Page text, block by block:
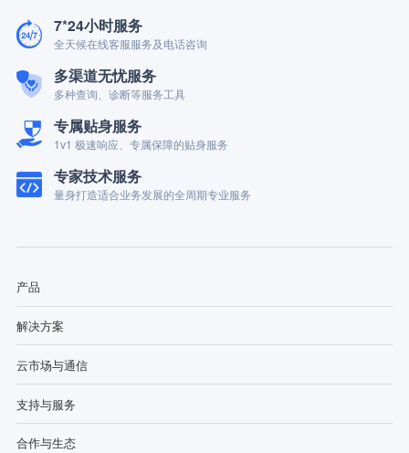
7*24小时服务
全天候在线客服服务及电话咨询
多渠道无忧服务
多种查询、诊断等服务工具
专属贴身服务
1v1 极速响应、专属保障的贴身服务
专家技术服务
量身打造适合业务发展的全周期专业服务
产品
解决方案
云市场与通信
支持与服务
合作与生态